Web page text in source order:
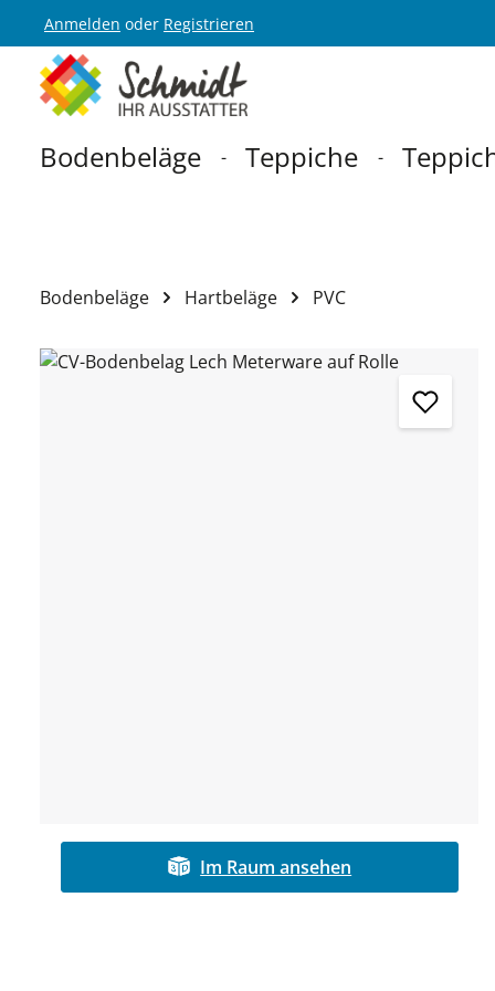
Hauptnavigation springen
Anmelden oder Registrieren
Bodenbeläge Teppiche
Bodenbeläge Hartbeläge PVC
Bildergalerie überspringen
Im Raum ansehen